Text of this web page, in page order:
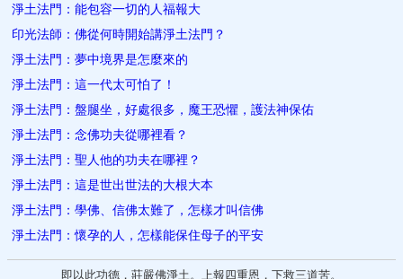
淨土法門：能包容一切的人福報大
印光法師：​佛從何時開始講淨土法門？
淨土法門：夢中境界是怎麼來的
淨土法門：這一代太可怕了！
淨土法門：盤腿坐，好處很多，魔王恐懼，護法神保佑
淨土法門：念佛功夫從哪裡看？
淨土法門：聖人他的功夫在哪裡？
淨土法門：這是世出世法的大根大本
淨土法門：學佛、信佛太難了，怎樣才叫信佛
淨土法門：懷孕的人，怎樣能保住母子的平安
即以此功德，莊嚴佛淨土。上報四重恩，下救三道苦。